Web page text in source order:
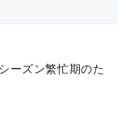
ーズン繁忙期のた